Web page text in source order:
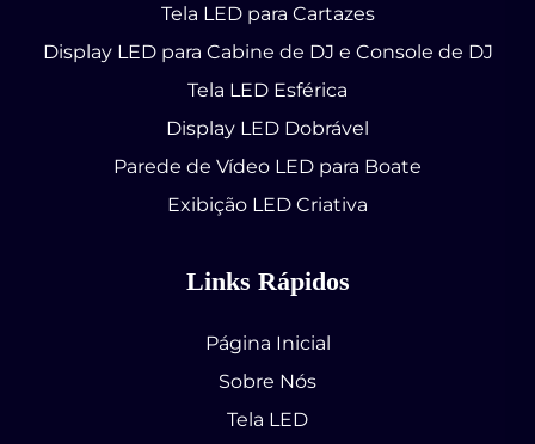
Tela LED para Cartazes
Display LED para Cabine de DJ e Console de DJ
Tela LED Esférica
Display LED Dobrável
Parede de Vídeo LED para Boate
Exibição LED Criativa
Links Rápidos
Página Inicial
Sobre Nós
Tela LED